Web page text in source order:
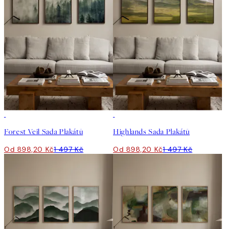
Forest Veil Sada Plakátů
Od 898,20 Kč1 497 Kč
Highlands Sada Plakátů
Od 898,20 Kč1 497 Kč